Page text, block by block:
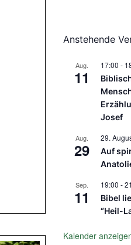
Anstehende
Aug.
11
17:00 -
Josef
Aug.
29
29.
Auf
Sep.
11
19:00 -
Bibel
“Heil-
Kalender